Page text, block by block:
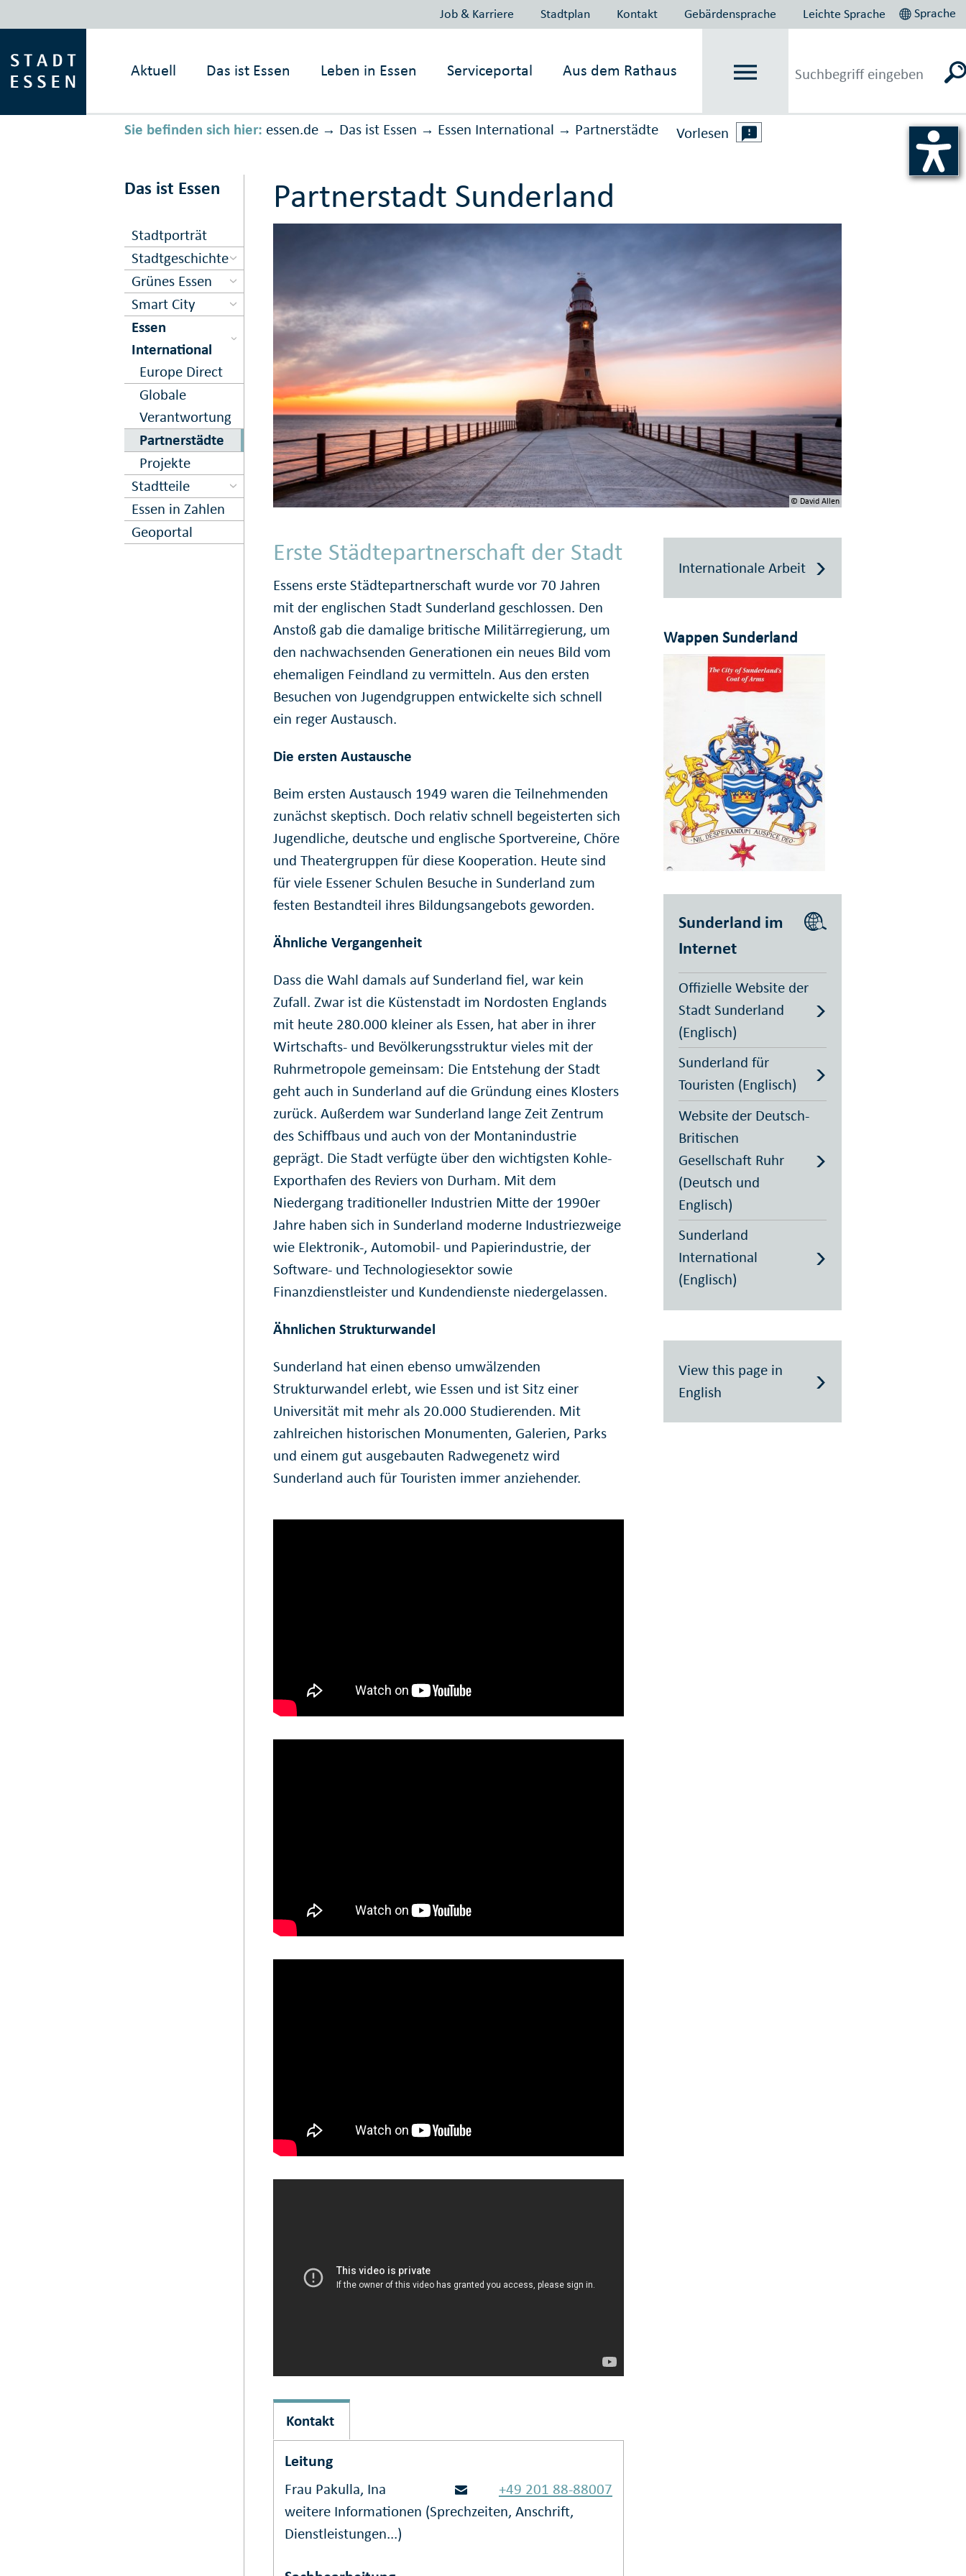
Job & Karriere Stadtplan Kontakt Gebärdensprache Leichte Sprache Sprache
Aktuell Das ist Essen Leben in Essen Serviceportal Aus dem Rathaus
Sie befinden sich hier: essen.de → Das ist Essen → Essen International → Partnerstädte Vorlesen
Das ist Essen
Stadtporträt
Stadtgeschichte
Grünes Essen
Smart City
Essen
International
Europe Direct
Globale
Verantwortung
Partnerstädte
Projekte
Stadtteile
Essen in Zahlen
Geoportal
Partnerstadt Sunderland
© David Allen
Erste Städtepartnerschaft der Stadt
Essens erste Städtepartnerschaft wurde vor 70 Jahren
mit der englischen Stadt Sunderland geschlossen. Den
Anstoß gab die damalige britische Militärregierung, um
den nachwachsenden Generationen ein neues Bild vom
ehemaligen Feindland zu vermitteln. Aus den ersten
Besuchen von Jugendgruppen entwickelte sich schnell
ein reger Austausch.
Die ersten Austausche
Beim ersten Austausch 1949 waren die Teilnehmenden
zunächst skeptisch. Doch relativ schnell begeisterten sich
Jugendliche, deutsche und englische Sportvereine, Chöre
und Theatergruppen für diese Kooperation. Heute sind
für viele Essener Schulen Besuche in Sunderland zum
festen Bestandteil ihres Bildungsangebots geworden.
Ähnliche Vergangenheit
Dass die Wahl damals auf Sunderland fiel, war kein
Zufall. Zwar ist die Küstenstadt im Nordosten Englands
mit heute 280.000 kleiner als Essen, hat aber in ihrer
Wirtschafts- und Bevölkerungsstruktur vieles mit der
Ruhrmetropole gemeinsam: Die Entstehung der Stadt
geht auch in Sunderland auf die Gründung eines Klosters
zurück. Außerdem war Sunderland lange Zeit Zentrum
des Schiffbaus und auch von der Montanindustrie
geprägt. Die Stadt verfügte über den wichtigsten Kohle-
Exporthafen des Reviers von Durham. Mit dem
Niedergang traditioneller Industrien Mitte der 1990er
Jahre haben sich in Sunderland moderne Industriezweige
wie Elektronik-, Automobil- und Papierindustrie, der
Software- und Technologiesektor sowie
Finanzdienstleister und Kundendienste niedergelassen.
Ähnlichen Strukturwandel
Sunderland hat einen ebenso umwälzenden
Strukturwandel erlebt, wie Essen und ist Sitz einer
Universität mit mehr als 20.000 Studierenden. Mit
zahlreichen historischen Monumenten, Galerien, Parks
und einem gut ausgebauten Radwegenetz wird
Sunderland auch für Touristen immer anziehender.
Kontakt
Leitung
Frau Pakulla, Ina
+49 201 88-88007
weitere Informationen (Sprechzeiten, Anschrift,
Dienstleistungen...)
Internationale Arbeit
Wappen Sunderland
Sunderland im
Internet
Offizielle Website der
Stadt Sunderland
(Englisch)
Sunderland für
Touristen (Englisch)
Website der Deutsch-
Britischen
Gesellschaft Ruhr
(Deutsch und
Englisch)
Sunderland
International
(Englisch)
View this page in
English